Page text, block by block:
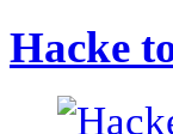
Hacke